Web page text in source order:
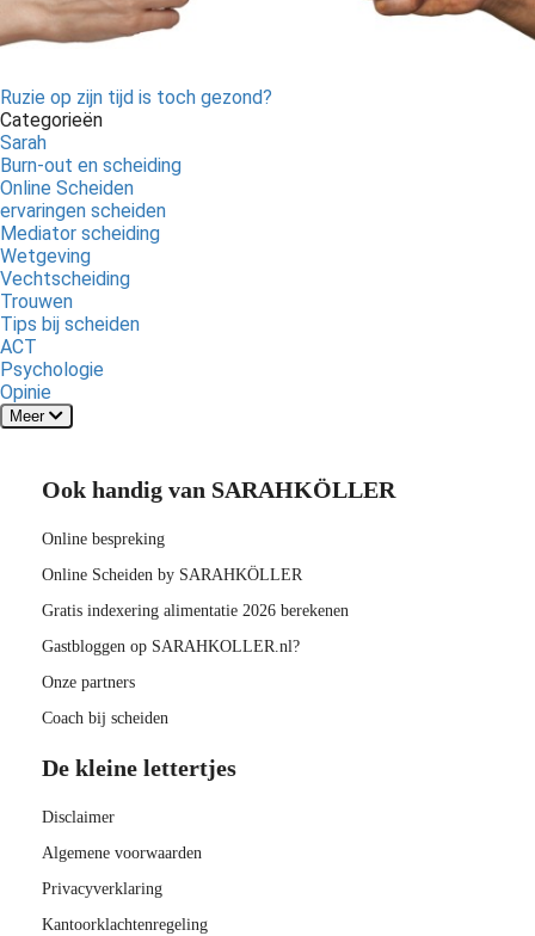
Ruzie op zijn tijd is toch gezond?
Categorieën
Sarah
Burn-out en scheiding
Online Scheiden
ervaringen scheiden
Mediator scheiding
Wetgeving
Vechtscheiding
Trouwen
Tips bij scheiden
ACT
Psychologie
Opinie
Meer
Ook handig van SARAHKÖLLER
Online bespreking
Online Scheiden by SARAHKÖLLER
Gratis indexering alimentatie 2026 berekenen
Gastbloggen op SARAHKOLLER.nl?
Onze partners
Coach bij scheiden
De kleine lettertjes
Disclaimer
Algemene voorwaarden
Privacyverklaring
Kantoorklachtenregeling